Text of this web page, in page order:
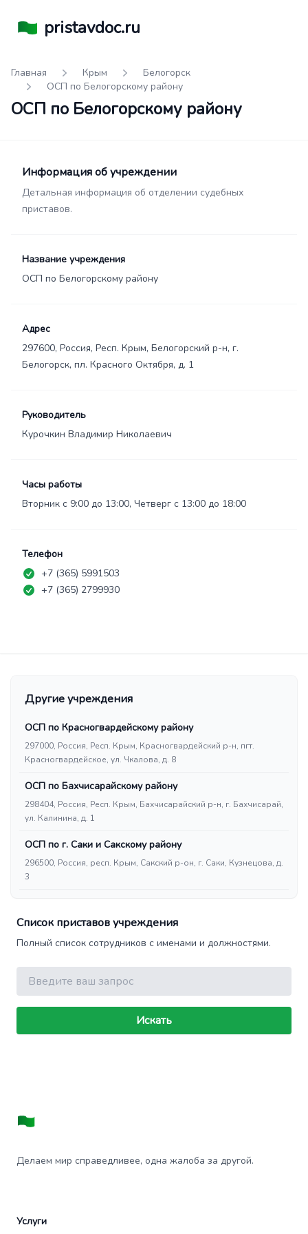
pristavdoc.ru
Главная Крым
Белогорск
ОСП по Белогорскому району
ОСП по Белогорскому району
Информация об учреждении
Детальная информация об отделении судебных
приставов.
Название учреждения
ОСП по Белогорскому району
Адрес
297600, Россия, Респ. Крым, Белогорский р-н, г.
Белогорск, пл. Красного Октября, д. 1
Руководитель
Курочкин Владимир Николаевич
Часы работы
Вторник с 9:00 до 13:00, Четверг с 13:00 до 18:00
Телефон
+7 (365) 5991503
+7 (365) 2799930
Другие учреждения
ОСП по Красногвардейскому району
297000, Россия, Респ. Крым, Красногвардейский р-н, пгт.
Красногвардейское, ул. Чкалова, д. 8
ОСП по Бахчисарайскому району
298404, Россия, Респ. Крым, Бахчисарайский р-н, г. Бахчисарай,
ул. Калинина, д. 1
ОСП по г. Саки и Сакскому району
296500, Россия, респ. Крым, Сакский р-он, г. Саки, Кузнецова, д.
3
Список приставов учреждения
Полный список сотрудников с именами и должностями.
Поиск
Искать
Делаем мир справедливее, одна жалоба за другой.
Услуги